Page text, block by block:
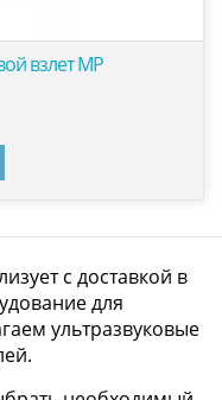
взлет МР
с доставкой в
для
ультразвуковые